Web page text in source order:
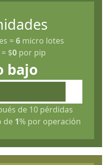
=6micro lotes
= $0 por pip
bajo
de 10 pérdidas
de 1% por operación